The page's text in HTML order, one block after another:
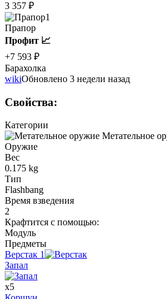
3 357 ₽
1
Прапор
Профит 📈
+7 593 ₽
Барахолка
wikiОбновлено 3 недели назад
Свойства:
Категории
Метательное
Оружие
Вес
0.175 kg
Тип
Flashbang
Время взведения
2
Крафтится с помощью:
Модуль
Предметы
Верстак 1
Запал
x5